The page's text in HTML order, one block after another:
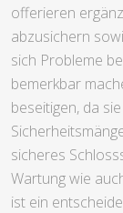
offerieren
abzusichern
sich Probleme
bemerkbar
beseitigen, da
sicheres
Wartung wie
ist ein